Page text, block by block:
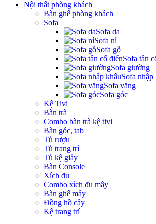
Nội thất phòng khách
Bàn ghế phòng khách
Sofa
Sofa da
Sofa nỉ
Sofa gỗ
Sofa tân
Sofa giường
Sofa nhập
Sofa văng
Sofa góc
Kệ Tivi
Bàn trà
Combo bàn trà kệ tivi
Bàn góc, tab
Tủ rượu
Tủ trang trí
Tủ kệ giầy
Bàn Console
Xích đu
Combo xích đu mây
Bàn ghế mây
Đồng hồ cây
Kệ trang trí